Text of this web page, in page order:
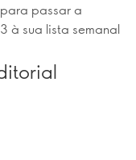
passar a
à sua lista semanal